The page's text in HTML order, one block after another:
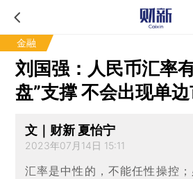
金融
刘国强：人民币汇率
盘”支撑 不会出现单
文｜财新 夏怡宁
2023年07月14日 15:11
汇率是中性的，不能任性操控